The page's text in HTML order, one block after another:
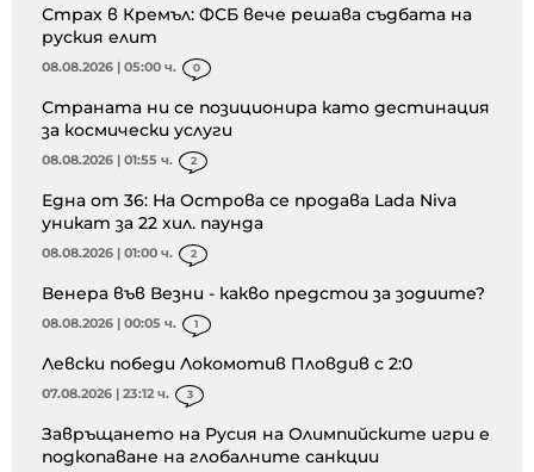
Страх в Кремъл: ФСБ вече решава съдбата на
руския елит
08.08.2026 | 05:00 ч. 0
Страната ни се позиционира като дестинация
за космически услуги
08.08.2026 | 01:55 ч. 2
Една от 36: На Острова се продава Lada Niva
уникат за 22 хил. паунда
08.08.2026 | 01:00 ч. 2
Венера във Везни - какво предстои за зодиите?
08.08.2026 | 00:05 ч. 1
Левски победи Локомотив Пловдив с 2:0
07.08.2026 | 23:12 ч. 3
Завръщането на Русия на Олимпийските игри е
подкопаване на глобалните санкции